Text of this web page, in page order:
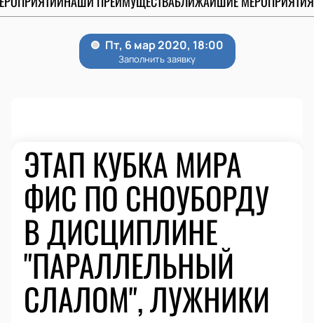
ЭТАП КУБКА МИРА
ФИС ПО СНОУБОРДУ
В ДИСЦИПЛИНЕ
"ПАРАЛЛЕЛЬНЫЙ
СЛАЛОМ", ЛУЖНИКИ